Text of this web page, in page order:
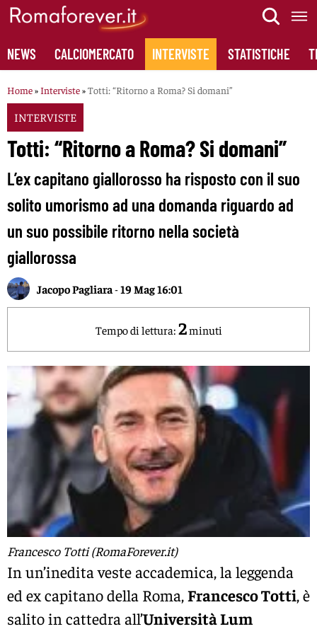
Skip
content
NEWS CALCIOMERCATO INTERVISTE STATISTICHE
Home»Interviste»Totti: “Ritorno a Roma? Si domani”
INTERVISTE
Totti: “Ritorno a Roma? Si domani”
L’ex capitano giallorosso ha risposto con il suo
solito umorismo ad una domanda riguardo ad
un suo possibile ritorno nella società
giallorossa
Jacopo Pagliara -19 Mag 16:01
Tempo di lettura: 2minuti
Francesco Totti (RomaForever.it)
In un’inedita veste accademica, la leggenda
ed ex capitano della Roma,Francesco Totti, è
salito in cattedra all’Università Lum